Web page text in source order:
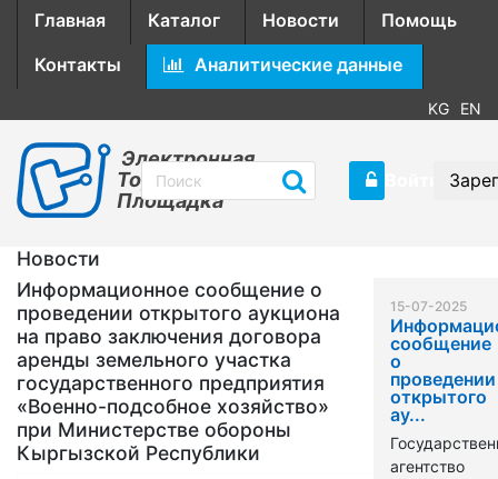
Главная Каталог Новости
Помощь
Контакты
Аналитические данные
KG EN
Электронная
Торговая
Площадка
Новости
Информационное сообщение о
проведении открытого аукциона
на право заключения договора
аренды земельного участка
государственного предприятия
«Военно-подсобное хозяйство»
при Министерстве обороны
Кыргызской Республики
15-07-2025
сообщение
о
проведении
открытого
ау...
агентство